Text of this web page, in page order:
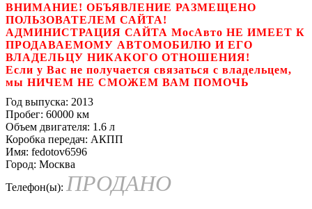
ВНИМАНИЕ! ОБЪЯВЛЕНИЕ РАЗМЕЩЕНО
ПОЛЬЗОВАТЕЛЕМ САЙТА!
АДМИНИСТРАЦИЯ САЙТА МосАвто НЕ ИМЕЕТ К
ПРОДАВАЕМОМУ АВТОМОБИЛЮ И ЕГО
ВЛАДЕЛЬЦУ НИКАКОГО ОТНОШЕНИЯ!
Если у Вас не получается связаться с владельцем,
мы НИЧЕМ НЕ СМОЖЕМ ВАМ ПОМОЧЬ
Год выпуска: 2013
Пробег: 60000 км
Объем двигателя: 1.6 л
Коробка передач: АКПП
Имя: fedotov6596
Город: Москва
Телефон(ы): ПРОДАНО